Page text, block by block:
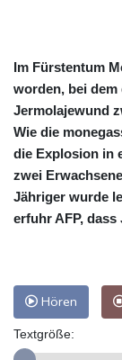
Im Fürstentum
worden, bei
Jermolajewund
Wie die
die Explosion in
zwei
Jähriger wurde
erfuhr AFP,
Hören
Textgröße: